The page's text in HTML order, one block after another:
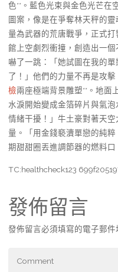
色**。藍色光束與金色光芒在
圖案，像是在爭奪林天秤的
量為武器的荒唐戰爭，正式
館上空劇烈衝撞，創造出一
嚇了一跳：「她試圖在我的
了！」他們的力量不再是攻
檢兩座極端背景雕塑**。地面
水淚開始變成金箔碎片與氣
情緒干擾！」牛土豪對著天
量。「用金錢褻瀆單戀的純
期甜甜圈丟進調節器的燃料口
TC:healthcheck123
發佈留言
發佈留言必須填寫的電子郵件